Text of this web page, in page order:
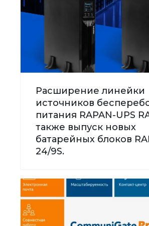
Расширение линейки
источников
питания RAPAN-UPS
также выпуск новых
батарейных блоков
24/9S.